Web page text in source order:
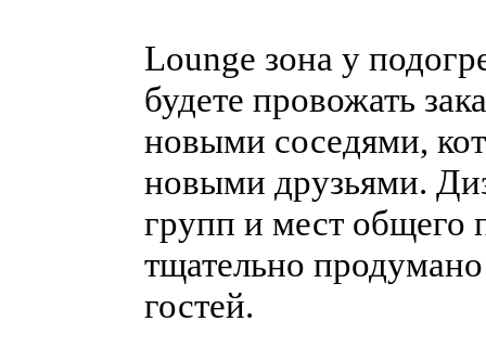
Lounge зона у
будете провожать
новыми соседями,
новыми друзьями.
групп и мест общего
тщательно
гостей.